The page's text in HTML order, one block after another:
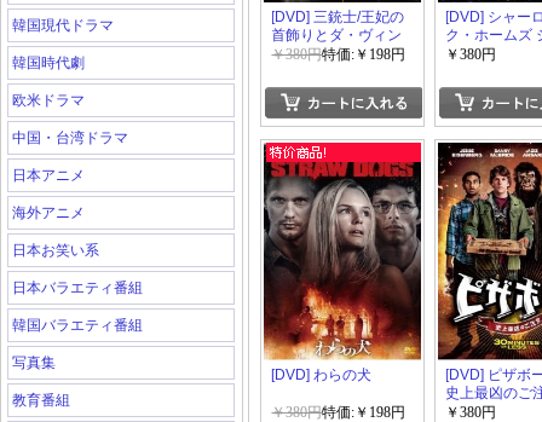
韓国現代ドラマ
韓国時代劇
欧米ドラマ
中国・台湾ドラマ
日本アニメ
海外アニメ
日本お笑い系
日本バラエティ番組
韓国バラエティ番組
写真集
教育番組
[DVD] 三銃士/王妃の
首飾りとダ・ヴィン
チの飛行船
￥380円特価:￥198円
[DVD] シャー
ク・ホームズ
ウ ゲーム
￥380円
[DVD] わらの犬
￥380円特価:￥198円
[DVD] ピザ
史上最凶のご
￥380円